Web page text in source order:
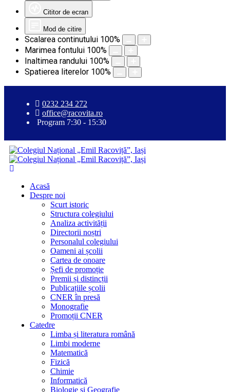
Cititor de ecran
Mod de citire
Scalarea continutului 100%
Marimea fontului 100%
Inaltimea randului 100%
Spatierea literelor 100%
0232 234 272
office@racovita.ro
Program 7:30 - 15:30
Acasă
Despre noi
Scurt istoric
Structura colegiului
Analiza activității
Directorii noștri
Personalul colegiului
Oameni ai școlii
Cartea de onoare
Șefi de promoție
Premii și distincții
Publicațiile școlii
CNER în presă
Monografie
Promoții CNER
Catedre
Limba și literatura română
Limbi moderne
Matematică
Fizică
Chimie
Informatică
Biologie și Geografie